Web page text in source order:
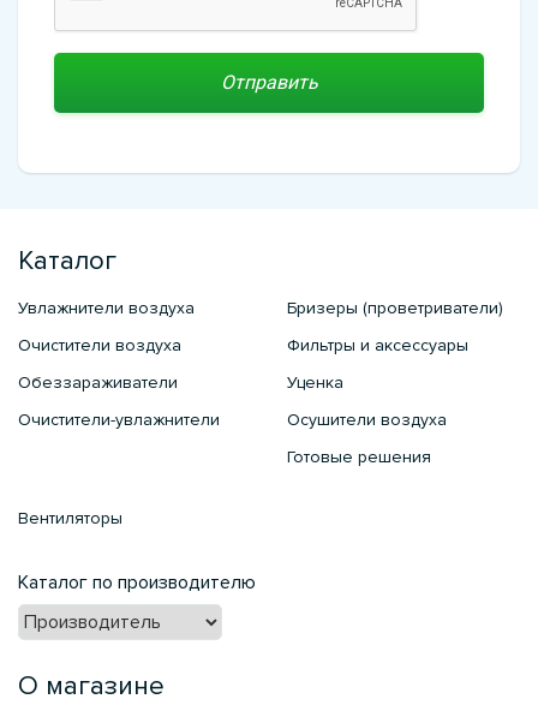
Каталог
Увлажнители воздуха
Очистители воздуха
Обеззараживатели
Очистители-увлажнители
Бризеры (проветриватели)
Фильтры и аксессуары
Уценка
Осушители воздуха
Готовые решения
Вентиляторы
Каталог по производителю
О магазине